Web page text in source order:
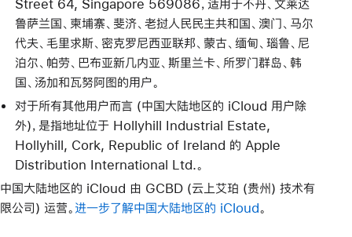
Street 64, Singapore 569086，适用于不丹、文莱达
鲁萨兰国、柬埔寨、斐济、老挝人民民主共和国、澳门、马尔
代夫、毛里求斯、密克罗尼西亚联邦、蒙古、缅甸、瑙鲁、尼
泊尔、帕劳、巴布亚新几内亚、斯里兰卡、所罗门群岛、韩
国、汤加和瓦努阿图的用户。
对于所有其他用户而言 (中国大陆地区的 iCloud 用户除
外)，是指地址位于 Hollyhill Industrial Estate,
Hollyhill, Cork, Republic of Ireland 的 Apple
Distribution International Ltd.。
中国大陆地区的 iCloud 由 GCBD (云上艾珀 (贵州) 技术有
限公司) 运营。 进一步了解中国大陆地区的 iCloud。